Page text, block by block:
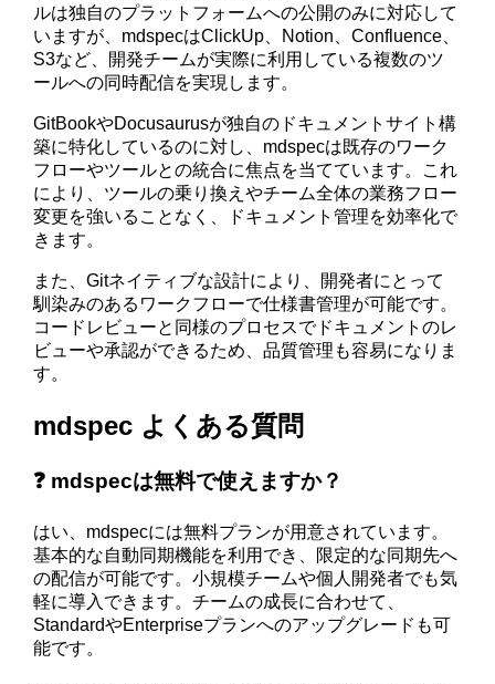
ルは独自のプラットフォームへの公開のみに対応して
いますが、mdspecはClickUp、Notion、Confluence、
S3など、開発チームが実際に利用している複数のツ
ールへの同時配信を実現します。
GitBookやDocusaurusが独自のドキュメントサイト構
築に特化しているのに対し、mdspecは既存のワーク
フローやツールとの統合に焦点を当てています。これ
により、ツールの乗り換えやチーム全体の業務フロー
変更を強いることなく、ドキュメント管理を効率化で
きます。
また、Gitネイティブな設計により、開発者にとって
馴染みのあるワークフローで仕様書管理が可能です。
コードレビューと同様のプロセスでドキュメントのレ
ビューや承認ができるため、品質管理も容易になりま
す。
mdspec よくある質問
❓ mdspecは無料で使えますか？
はい、mdspecには無料プランが用意されています。
基本的な自動同期機能を利用でき、限定的な同期先へ
の配信が可能です。小規模チームや個人開発者でも気
軽に導入できます。チームの成長に合わせて、
StandardやEnterpriseプランへのアップグレードも可
能です。